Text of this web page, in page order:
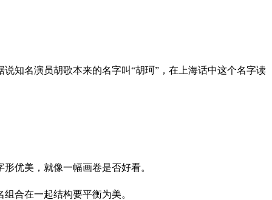
知名演员胡歌本来的名字叫“胡珂”，在上海话中这个名字读
优美，就像一幅画卷是否好看。
合在一起结构要平衡为美。